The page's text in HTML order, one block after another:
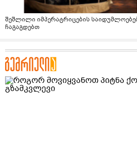
შეშლილი იმპერატრიცების
ჩაგაგდებთ